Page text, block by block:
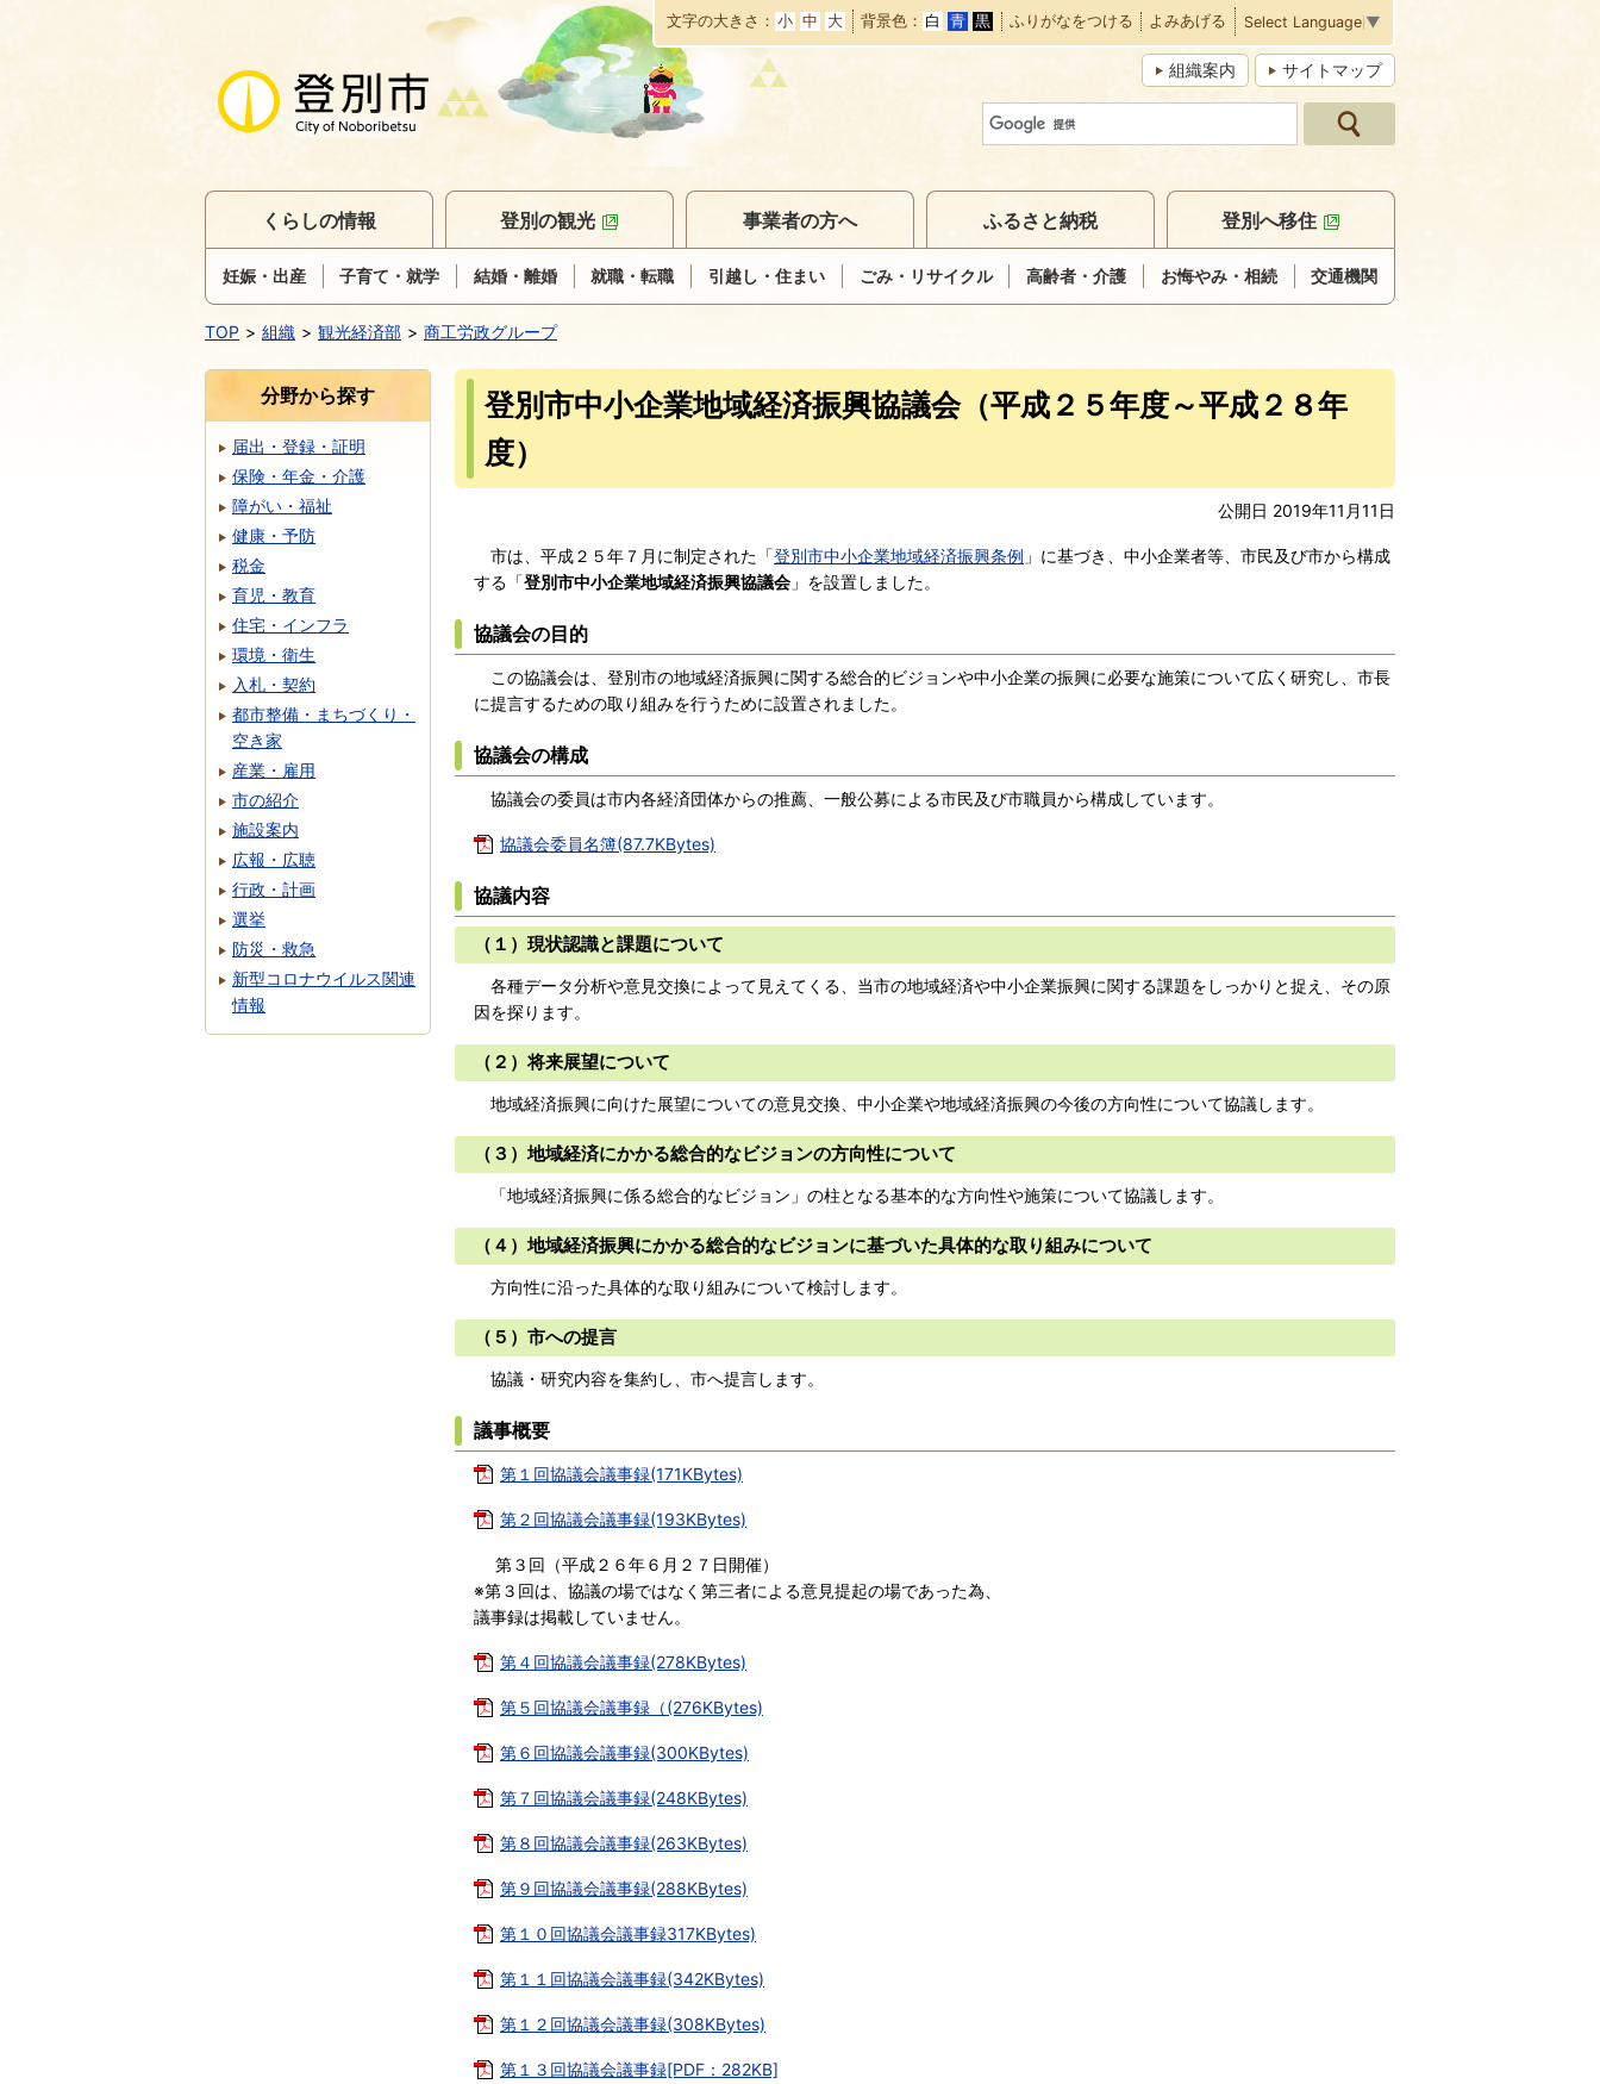
本
文
へ
移
動
文字の大きさ 小 中 大 背景色 白 青 黒 ふりがなをつける よみあげる Select Language ▼
組織案内 サイトマップ
くらしの情報
妊娠・出産 子育て・就学 結婚・離婚 就職・転職 引越し・住まい ごみ・リサイクル 高齢者・介護 お悔やみ・相続 交通機関
登別の観光 事業者の方へ ふるさと納税 登別へ移住
TOP 組織 観光経済部 商工労政グループ
登別市中小企業地域経済振興協議会（平成２５年度～平成２８年
度）
公開日 2019年11月11日
市は、平成２５年７月に制定された「登別市中小企業地域経済振興条例 」に基づき、中小企業者等、市民及び市から構成
する「登別市中小企業地域経済振興協議会 」を設置しました。
協議会の目的
この協議会は、登別市の地域経済振興に関する総合的ビジョンや中小企業の振興に必要な施策について広く研究し、市長
に提言するための取り組みを行うために設置されました。
協議会の構成
協議会の委員は市内各経済団体からの推薦、一般公募による市民及び市職員から構成しています。
協議会委員名簿(87.7KBytes)
協議内容
（１）現状認識と課題について
各種データ分析や意見交換によって見えてくる、当市の地域経済や中小企業振興に関する課題をしっかりと捉え、その原
因を探ります。
（２）将来展望について
地域経済振興に向けた展望についての意見交換、中小企業や地域経済振興の今後の方向性について協議します。
（３）地域経済にかかる総合的なビジョンの方向性について
「地域経済振興に係る総合的なビジョン」の柱となる基本的な方向性や施策について協議します。
（４）地域経済振興にかかる総合的なビジョンに基づいた具体的な取り組みについて
方向性に沿った具体的な取り組みについて検討します。
（５）市への提言
協議・研究内容を集約し、市へ提言します。
議事概要
第１回協議会議事録(171KBytes)
第２回協議会議事録(193KBytes)
第３回（平成２６年６月２７日開催）
※第３回は、協議の場ではなく第三者による意見提起の場であった為、
議事録は掲載していません。
第４回協議会議事録(278KBytes)
第５回協議会議事録（(276KBytes)
第６回協議会議事録(300KBytes)
第７回協議会議事録(248KBytes)
第８回協議会議事録(263KBytes)
第９回協議会議事録(288KBytes)
第１０回協議会議事録317KBytes)
第１１回協議会議事録(342KBytes)
第１２回協議会議事録(308KBytes)
第１３回協議会議事録[PDF：282KB]
分野から探す
届出・登録・証明
保険・年金・介護
障がい・福祉
健康・予防
税金
育児・教育
住宅・インフラ
環境・衛生
入札・契約
都市整備・まちづくり・
空き家
産業・雇用
市の紹介
施設案内
広報・広聴
行政・計画
選挙
防災・救急
新型コロナウイルス関連
情報